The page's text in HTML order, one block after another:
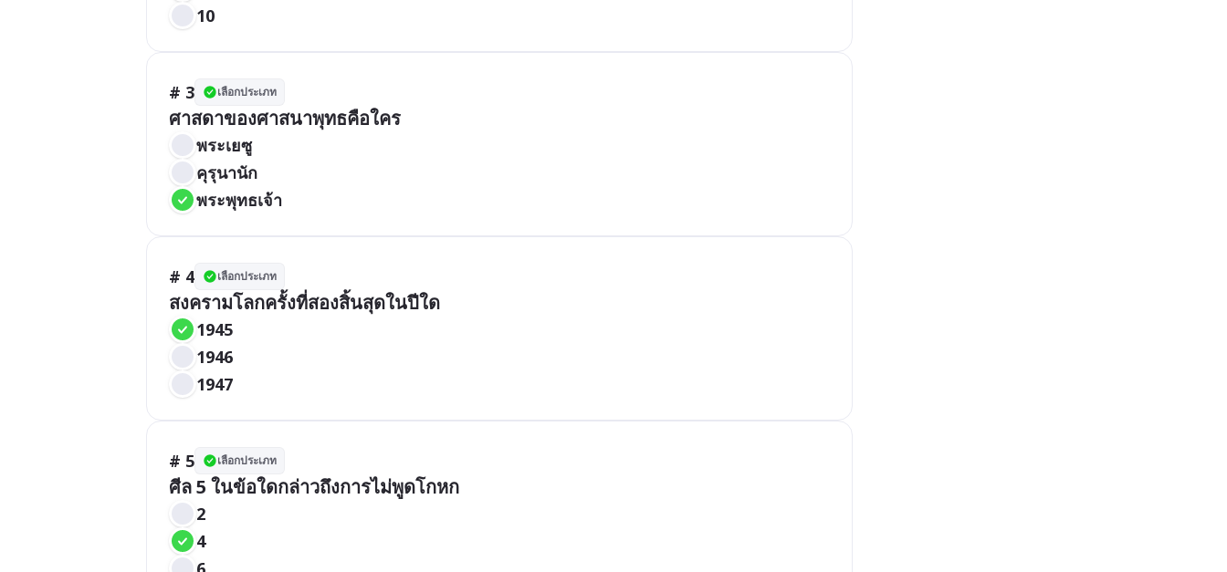
10
# 3 เลือกประเภท
ศาสดาของศาสนาพุทธคือใคร
พระเยซู
คุรุนานัก
พระพุทธเจ้า
# 4 เลือกประเภท
สงครามโลกครั้งที่สองสิ้นสุดในปีใด
1945
1946
1947
# 5 เลือกประเภท
ศีล 5 ในข้อใดกล่าวถึงการไม่พูดโกหก
2
4